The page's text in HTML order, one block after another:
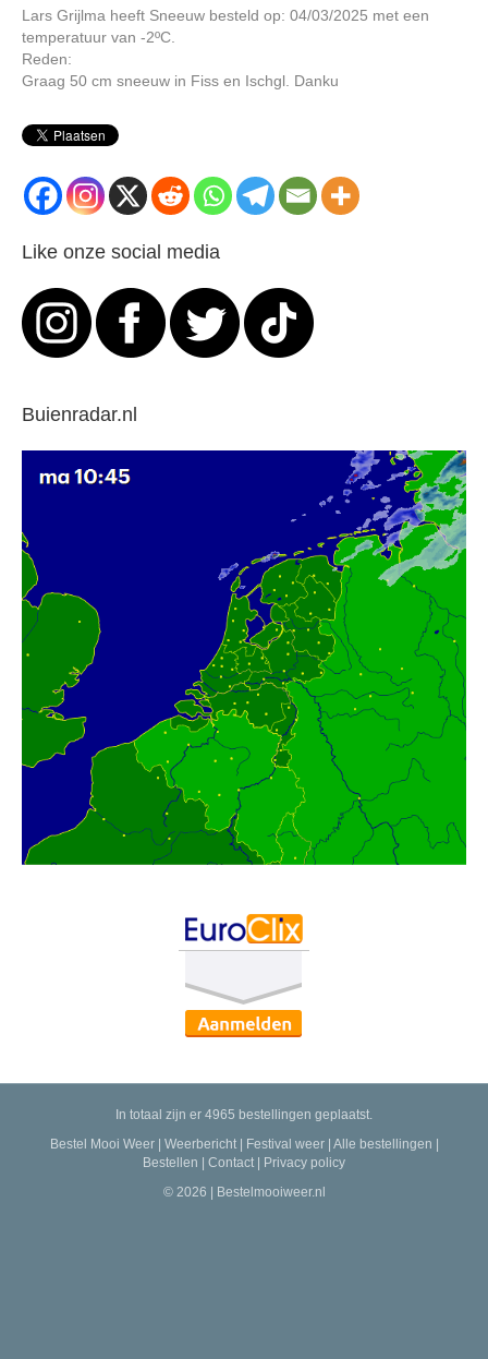
Lars Grijlma heeft Sneeuw besteld op: 04/03/2025 met een
temperatuur van -2ºC.
Reden:
Graag 50 cm sneeuw in Fiss en Ischgl. Danku
Like onze social media
Buienradar.nl
In totaal zijn er 4965 bestellingen geplaatst.
Bestel Mooi Weer| Weerbericht| Festival weer| Alle bestellingen |
Bestellen | Contact | Privacy policy
© 2026 | Bestelmooiweer.nl